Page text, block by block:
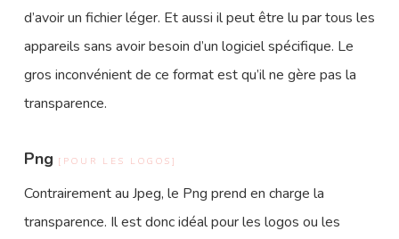
d’avoir un fichier léger. Et aussi il peut être lu par tous les
appareils sans avoir besoin d’un logiciel spécifique. Le
gros inconvénient de ce format est qu’il ne gère pas la
transparence.
Png [POUR LES LOGOS]
Contrairement au Jpeg, le Png prend en charge la
transparence. Il est donc idéal pour les logos ou les